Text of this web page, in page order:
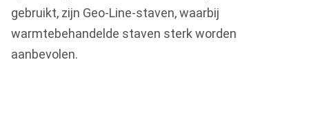
gebruikt, zijn Geo-Line-staven, waarbij
warmtebehandelde staven sterk worden
aanbevolen.